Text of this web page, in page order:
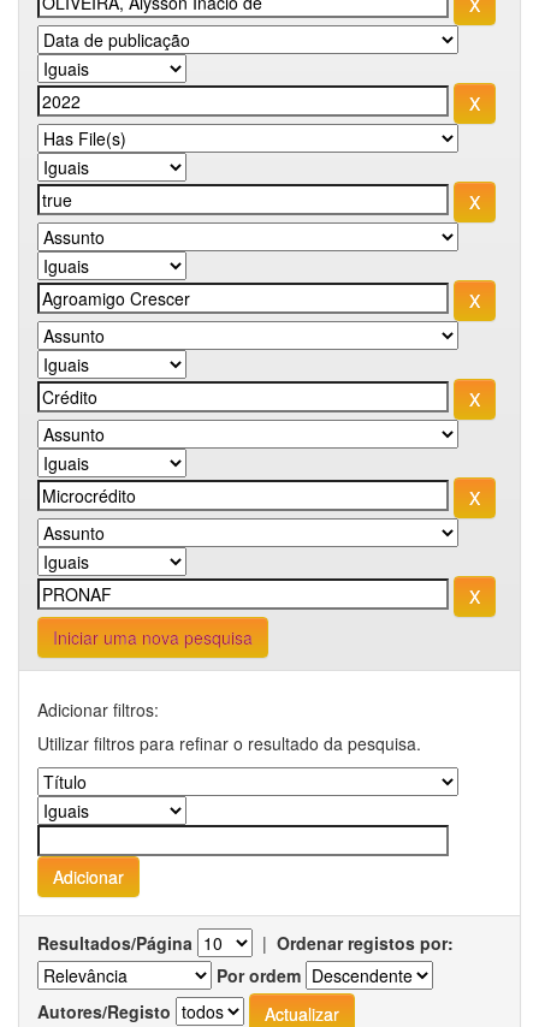
Iniciar uma nova pesquisa
Adicionar filtros:
Utilizar filtros para refinar o resultado da pesquisa.
Resultados/Página | Ordenar registos por:
Por ordem
Autores/Registo